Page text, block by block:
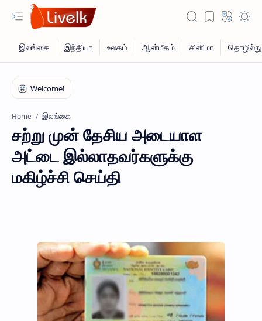
Home இலங்கை
சற்று முன் தேசிய அடையாள
அட்டை இல்லாதவர்களுக்கு
மகிழ்ச்சி செய்தி